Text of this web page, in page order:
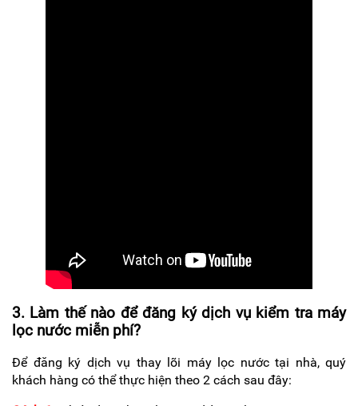
3. Làm thế nào để đăng ký dịch vụ kiểm tra máy
lọc nước miễn phí?
Để đăng ký dịch vụ thay lõi máy lọc nước tại nhà, quý
khách hàng có thể thực hiện theo 2 cách sau đây: